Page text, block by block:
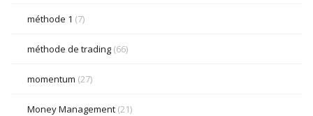
méthode 1 (7)
méthode de trading (66)
momentum (27)
Money Management (21)